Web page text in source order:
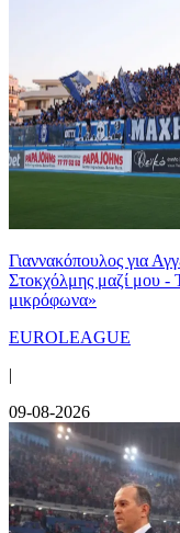
Γιαννακόπουλος για
Στοκχόλμης μαζί μου -
μικρόφωνα»
EUROLEAGUE
|
09-08-2026